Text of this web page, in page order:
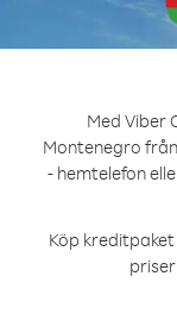
Med Viber
Montenegro
- hemtelefon
Köp